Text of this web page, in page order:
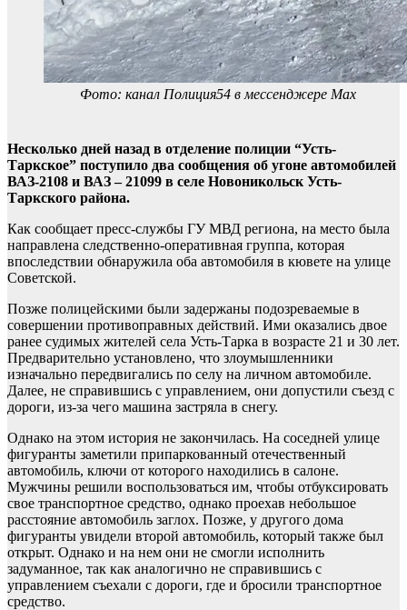
Фото: канал Полиция54 в мессенджере Max
Несколько дней назад в отделение полиции “Усть-
Таркское” поступило два сообщения об угоне автомобилей
ВАЗ-2108 и ВАЗ – 21099 в селе Новоникольск Усть-
Таркского района.
Как сообщает пресс-службы ГУ МВД региона, на место была
направлена следственно-оперативная группа, которая
впоследствии обнаружила оба автомобиля в кювете на улице
Советской.
Позже полицейскими были задержаны подозреваемые в
совершении противоправных действий. Ими оказались двое
ранее судимых жителей села Усть-Тарка в возрасте 21 и 30 лет.
Предварительно установлено, что злоумышленники
изначально передвигались по селу на личном автомобиле.
Далее, не справившись с управлением, они допустили съезд с
дороги, из-за чего машина застряла в снегу.
Однако на этом история не закончилась. На соседней улице
фигуранты заметили припаркованный отечественный
автомобиль, ключи от которого находились в салоне.
Мужчины решили воспользоваться им, чтобы отбуксировать
свое транспортное средство, однако проехав небольшое
расстояние автомобиль заглох. Позже, у другого дома
фигуранты увидели второй автомобиль, который также был
открыт. Однако и на нем они не смогли исполнить
задуманное, так как аналогично не справившись с
управлением съехали с дороги, где и бросили транспортное
средство.